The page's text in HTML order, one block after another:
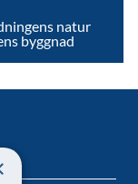
natur
byggnad